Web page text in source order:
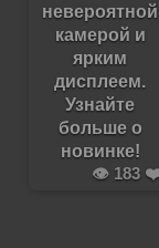
невероятной
камерой и
ярким
дисплеем.
Узнайте
больше о
новинке!
👁️ 183 ❤️